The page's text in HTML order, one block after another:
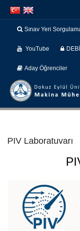
atla
atla
Sınav Yeri
YouTube
Aday Öğrenciler
PIV Laboratuvarı